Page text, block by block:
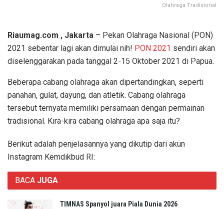
Olahraga Tradisional
Riaumag.com , Jakarta – Pekan Olahraga Nasional (PON)
2021 sebentar lagi akan dimulai nih! PON 2021 sendiri akan
diselenggarakan pada tanggal 2-15 Oktober 2021 di Papua.
Beberapa cabang olahraga akan dipertandingkan, seperti
panahan, gulat, dayung, dan atletik. Cabang olahraga
tersebut ternyata memiliki persamaan dengan permainan
tradisional. Kira-kira cabang olahraga apa saja itu?
Berikut adalah penjelasannya yang dikutip dari akun
Instagram Kemdikbud RI:
BACA JUGA
TIMNAS Spanyol juara Piala Dunia 2026